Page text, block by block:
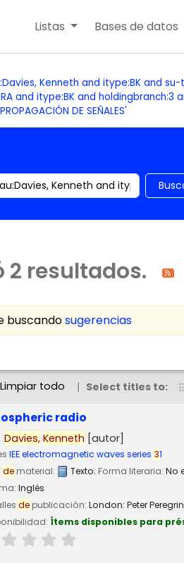
Listas Bases de datos
Kenneth and itype:BK and su-
and itype:BK and holdingbranch:3
DE SEÑALES'
por palabra clave
2 resultados.
buscandosugerencias
Limpiar todo Select titles to:
radio
Davies, Kenneth [autor]
IEE electromagnetic waves series 31
de material: Texto; Forma literaria: No
Inglés
de publicación: London: Peter
Ítems disponibles para